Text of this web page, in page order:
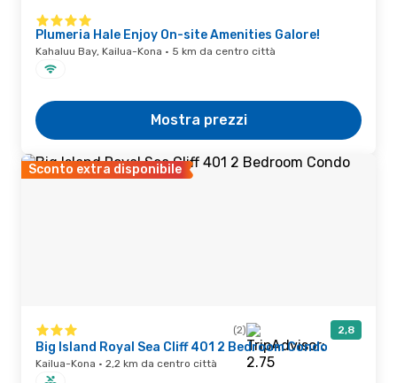
Plumeria Hale Enjoy On-site Amenities Galore!
Kahaluu Bay, Kailua-Kona · 5 km da centro città
Mostra prezzi
Sconto extra disponibile
(2) 2,8
Big Island Royal Sea Cliff 401 2 Bedroom Condo
Kailua-Kona · 2,2 km da centro città